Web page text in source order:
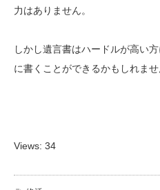
力はありません。
しかし遺言書はハードルが高い
に書くことができるかもしれませ
Views: 34